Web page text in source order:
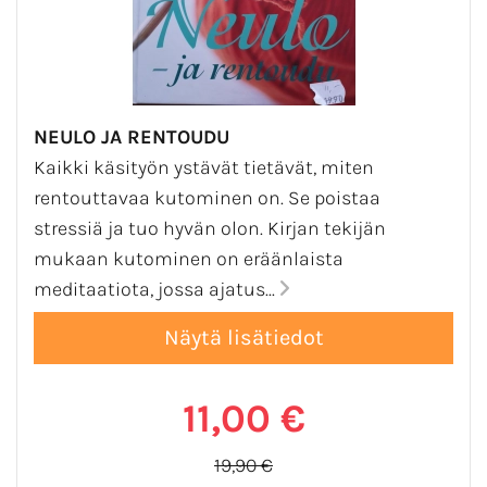
NEULO JA RENTOUDU
Kaikki käsityön ystävät tietävät, miten
rentouttavaa kutominen on. Se poistaa
stressiä ja tuo hyvän olon. Kirjan tekijän
mukaan kutominen on eräänlaista
meditaatiota, jossa ajatus...
11,00 €
19,90 €